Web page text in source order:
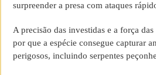
surpreender a presa com ataques
A precisão das investidas e a força
por que a espécie consegue capturar
perigosos, incluindo serpentes